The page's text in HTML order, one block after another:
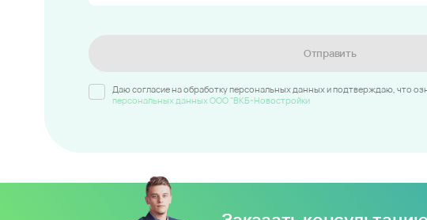
Отправить
Даю согласие на обработку персональных данных и подтверждаю, что
персональных данных ООО "ВКБ-Новостройки